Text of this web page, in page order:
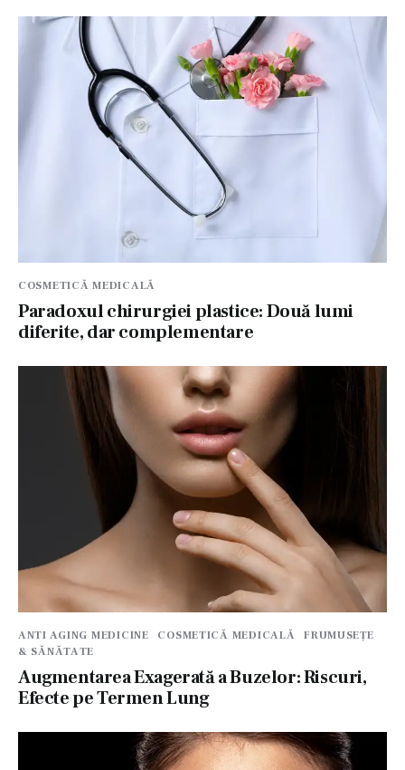
COSMETICĂ MEDICALĂ
Paradoxul chirurgiei plastice: Două lumi
diferite, dar complementare
ANTI AGING MEDICINE COSMETICĂ MEDICALĂ
FRUMUSEȚE
& SĂNĂTATE
Augmentarea Exagerată a Buzelor: Riscuri,
Efecte pe Termen Lung